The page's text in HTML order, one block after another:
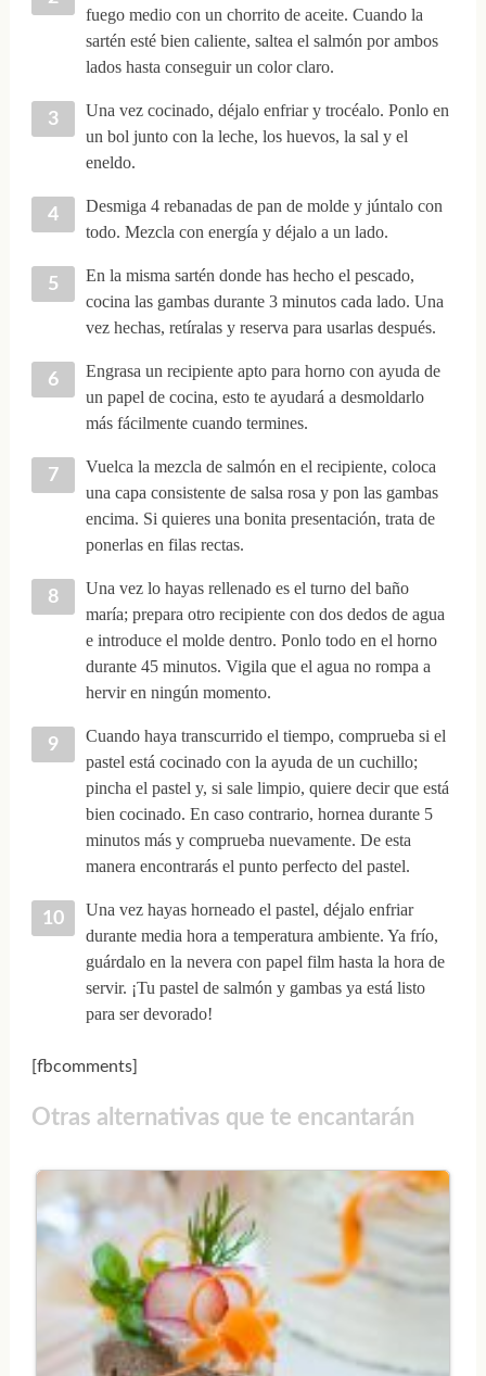
fuego medio con un chorrito de aceite. Cuando la
sartén esté bien caliente, saltea el salmón por ambos
lados hasta conseguir un color claro.
Una vez cocinado, déjalo enfriar y trocéalo. Ponlo en
un bol junto con la leche, los huevos, la sal y el
eneldo.
Desmiga 4 rebanadas de pan de molde y júntalo con
todo. Mezcla con energía y déjalo a un lado.
En la misma sartén donde has hecho el pescado,
cocina las gambas durante 3 minutos cada lado. Una
vez hechas, retíralas y reserva para usarlas después.
Engrasa un recipiente apto para horno con ayuda de
un papel de cocina, esto te ayudará a desmoldarlo
más fácilmente cuando termines.
Vuelca la mezcla de salmón en el recipiente, coloca
una capa consistente de salsa rosa y pon las gambas
encima. Si quieres una bonita presentación, trata de
ponerlas en filas rectas.
Una vez lo hayas rellenado es el turno del baño
maría; prepara otro recipiente con dos dedos de agua
e introduce el molde dentro. Ponlo todo en el horno
durante 45 minutos. Vigila que el agua no rompa a
hervir en ningún momento.
Cuando haya transcurrido el tiempo, comprueba si el
pastel está cocinado con la ayuda de un cuchillo;
pincha el pastel y, si sale limpio, quiere decir que está
bien cocinado. En caso contrario, hornea durante 5
minutos más y comprueba nuevamente. De esta
manera encontrarás el punto perfecto del pastel.
Una vez hayas horneado el pastel, déjalo enfriar
durante media hora a temperatura ambiente. Ya frío,
guárdalo en la nevera con papel film hasta la hora de
servir. ¡Tu pastel de salmón y gambas ya está listo
para ser devorado!
[fbcomments]
Otras alternativas que te encantarán